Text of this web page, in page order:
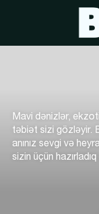
Mavi dənizlər,
təbiət sizi gözləyir.
anınız sevgi və
sizin üçün